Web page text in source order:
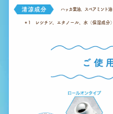
ハッカ葉油、スペアミント油
＊1 レシチン、エタノール、水（保湿成分）